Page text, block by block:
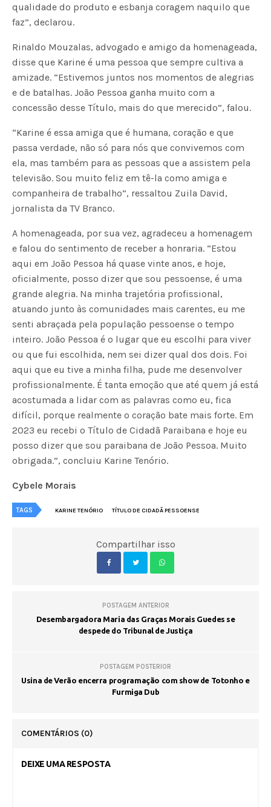
qualidade do produto e esbanja coragem naquilo que
faz”, declarou.
Rinaldo Mouzalas, advogado e amigo da homenageada,
disse que Karine é uma pessoa que sempre cultiva a
amizade. “Estivemos juntos nos momentos de alegrias
e de batalhas. João Pessoa ganha muito com a
concessão desse Título, mais do que merecido”, falou.
“Karine é essa amiga que é humana, coração e que
passa verdade, não só para nós que convivemos com
ela, mas também para as pessoas que a assistem pela
televisão. Sou muito feliz em tê-la como amiga e
companheira de trabalho”, ressaltou Zuila David,
jornalista da TV Branco.
A homenageada, por sua vez, agradeceu a homenagem
e falou do sentimento de receber a honraria. “Estou
aqui em João Pessoa há quase vinte anos, e hoje,
oficialmente, posso dizer que sou pessoense, é uma
grande alegria. Na minha trajetória profissional,
atuando junto às comunidades mais carentes, eu me
senti abraçada pela população pessoense o tempo
inteiro. João Pessoa é o lugar que eu escolhi para viver
ou que fui escolhida, nem sei dizer qual dos dois. Foi
aqui que eu tive a minha filha, pude me desenvolver
profissionalmente. É tanta emoção que até quem já está
acostumada a lidar com as palavras como eu, fica
difícil, porque realmente o coração bate mais forte. Em
2023 eu recebi o Título de Cidadã Paraibana e hoje eu
posso dizer que sou paraibana de João Pessoa. Muito
obrigada.”, concluiu Karine Tenório.
Cybele Morais
TAGS KARINE TENÓRIO TÍTULO DE CIDADÃ PESSOENSE
Compartilhar isso
POSTAGEM ANTERIOR
Desembargadora Maria das Graças Morais Guedes se
despede do Tribunal de Justiça
POSTAGEM POSTERIOR
Usina de Verão encerra programação com show de Totonho e
Furmiga Dub
COMENTÁRIOS (0)
DEIXE UMA RESPOSTA